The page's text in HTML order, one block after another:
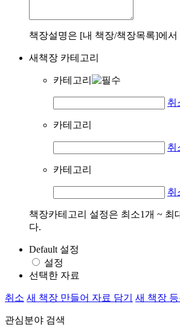
책장설명은 [내 책장/책장목록]에
새책장 카테고리
카테고리
취
카테고리
취
카테고리
취
책장카테고리 설정은 최소1개 ~ 최
다.
Default 설정
설정
선택한 자료
취소 새 책장 만들어 자료 담기 새 책장
관심분야 검색